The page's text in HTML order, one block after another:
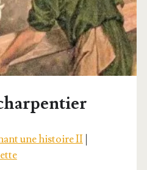
une histoire II